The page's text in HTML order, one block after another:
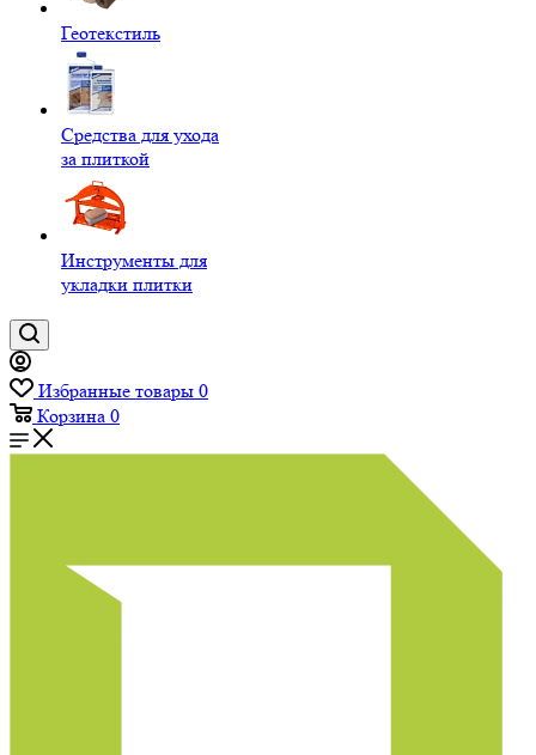
Геотекстиль
Средства для ухода
за плиткой
Инструменты для
укладки плитки
Избранные товары 0
Корзина 0